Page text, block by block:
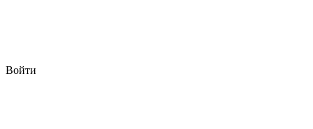
Войти